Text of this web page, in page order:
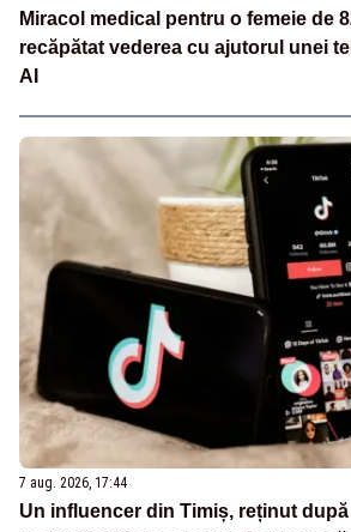
Miracol medical pentru o femeie de
recăpătat vederea cu ajutorul unei
AI
7 aug. 2026, 17:44
Un influencer din Timiș, reținut